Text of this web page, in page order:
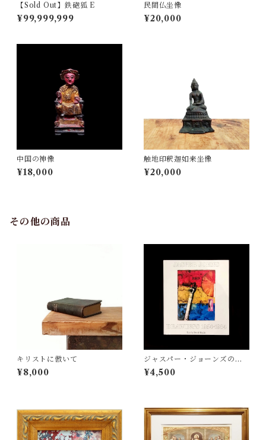
【Sold Out】鉄砲狐 E
¥99,999,999
民間仏坐像
¥20,000
中国の神像
¥18,000
触地印釈迦如来坐像
¥20,000
その他の商品
キリストに倣いて
¥8,000
ジャスパー・ジョーンズのド
ローイング作品集
¥4,500